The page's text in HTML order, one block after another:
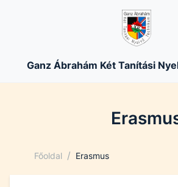
Ganz Ábrahám Két Tanítási
Főoldal / Erasmus